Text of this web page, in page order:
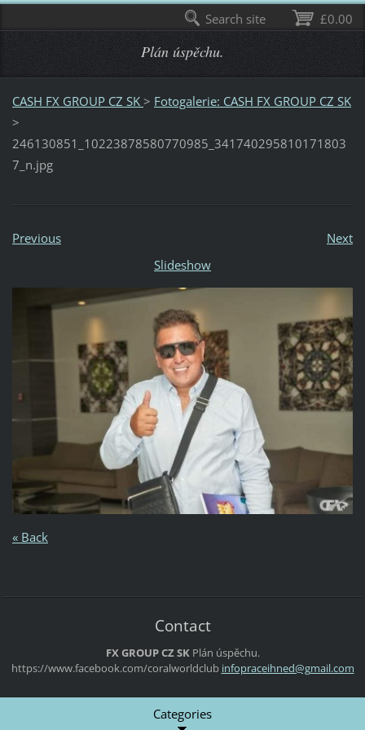
Plán úspěchu.
CASH FX GROUP CZ SK > Fotogalerie: CASH FX GROUP CZ SK
>
246130851_10223878580770985_341740295810171803
7_n.jpg
Previous
Next
Slideshow
« Back
Contact
FX GROUP CZ SK Plán úspěchu.
https://www.facebook.com/coralworldclub infopraceihned@gmail.com
Categories
£0.00
Search site